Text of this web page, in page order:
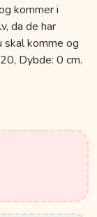
kommer i
da de har
skal komme og
Dybde: 0 cm.